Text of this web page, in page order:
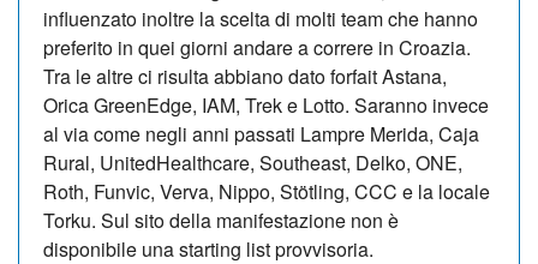
influenzato inoltre la scelta di molti team che hanno
preferito in quei giorni andare a correre in Croazia.
Tra le altre ci risulta abbiano dato forfait Astana,
Orica GreenEdge, IAM, Trek e Lotto. Saranno invece
al via come negli anni passati Lampre Merida, Caja
Rural, UnitedHealthcare, Southeast, Delko, ONE,
Roth, Funvic, Verva, Nippo, Stötling, CCC e la locale
Torku. Sul sito della manifestazione non è
disponibile una starting list provvisoria.